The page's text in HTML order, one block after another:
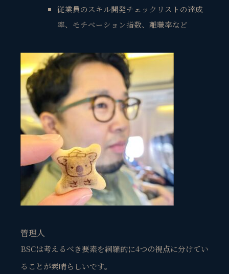
従業員のスキル開発チェックリストの達成
率、モチベーション指数、離職率など
管理人
BSCは考えるべき要素を網羅的に4つの視点に分けてい
ることが素晴らしいです。